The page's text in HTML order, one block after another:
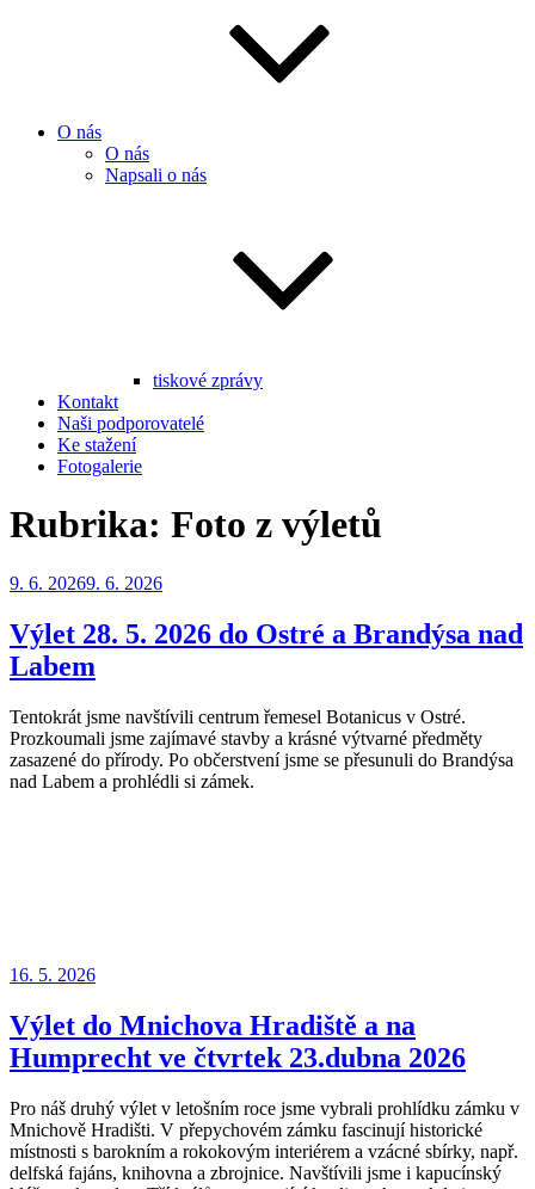
O nás
O nás
Napsali o nás
tiskové zprávy
Kontakt
Naši podporovatelé
Ke stažení
Fotogalerie
Rubrika: Foto z výletů
Publikováno
9. 6. 20269. 6. 2026
Výlet 28. 5. 2026 do Ostré a Brandýsa nad
Labem
Tentokrát jsme navštívili centrum řemesel Botanicus v Ostré.
Prozkoumali jsme zajímavé stavby a krásné výtvarné předměty
zasazené do přírody. Po občerstvení jsme se přesunuli do Brandýsa
nad Labem a prohlédli si zámek.
Publikováno
16. 5. 2026
Výlet do Mnichova Hradiště a na
Humprecht ve čtvrtek 23.dubna 2026
Pro náš druhý výlet v letošním roce jsme vybrali prohlídku zámku v
Mnichově Hradišti. V přepychovém zámku fascinují historické
místnosti s barokním a rokokovým interiérem a vzácné sbírky, např.
delfská fajáns, knihovna a zbrojnice. Navštívili jsme i kapucínský